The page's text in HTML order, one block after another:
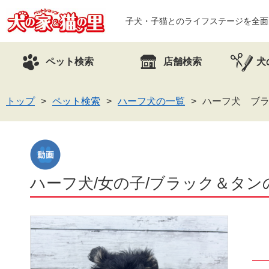
子犬・子猫とのライフステージを全
ペット検索 店舗検索 犬
トップ ペット検索 ハーフ犬の一覧 ハーフ犬 ブ
ハーフ犬/女の子/ブラック＆タン